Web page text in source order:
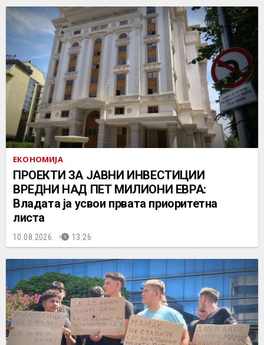
ЕКОНОМИЈА
ПРОЕКТИ ЗА ЈАВНИ ИНВЕСТИЦИИ
ВРЕДНИ НАД ПЕТ МИЛИОНИ ЕВРА:
Владата ја усвои првата приоритетна
листа
10.08.2026. 13:26